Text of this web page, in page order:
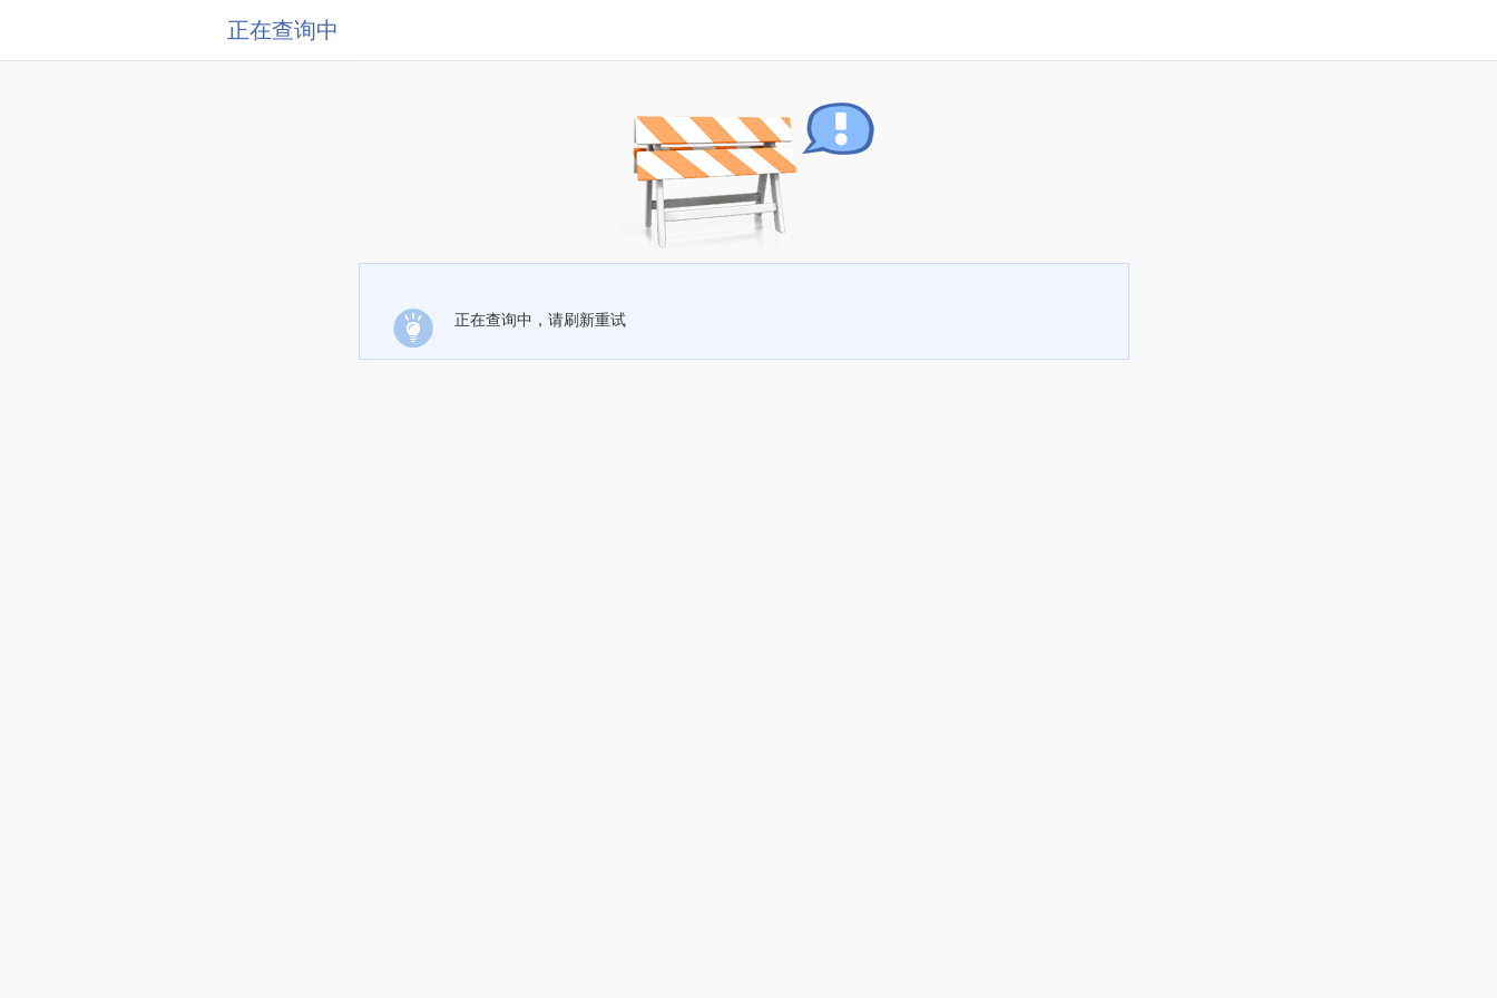
正在查询中
正在查询中，请刷新重试